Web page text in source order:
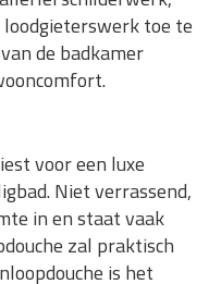
toe te
de badkamer
voor een luxe
Niet verrassend,
in en staat vaak
zal praktisch
is het